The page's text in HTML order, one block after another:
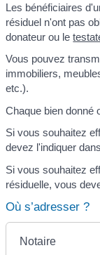
Les bénéficiaires
résiduel n'ont pas
donateur ou le
Vous pouvez
immobiliers,
etc.).
Chaque bien donné
Si vous souhaitez
devez l'indiquer
Si vous souhaitez
résiduelle, vous
Où s’adresser ?
Notaire